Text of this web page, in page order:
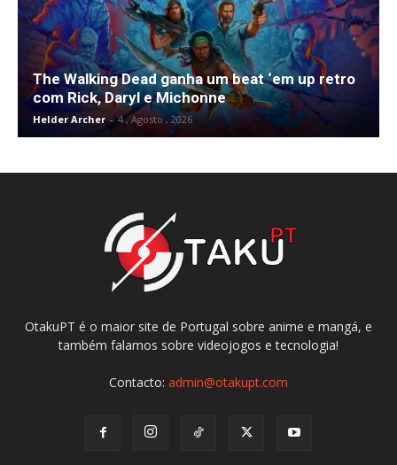
The Walking Dead ganha um beat ‘em up retro
com Rick, Daryl e Michonne
Helder Archer - 4 , Agosto , 2026
OtakuPT é o maior site de Portugal sobre anime e mangá, e
também falamos sobre videojogos e tecnologia!
Contacto: admin@otakupt.com